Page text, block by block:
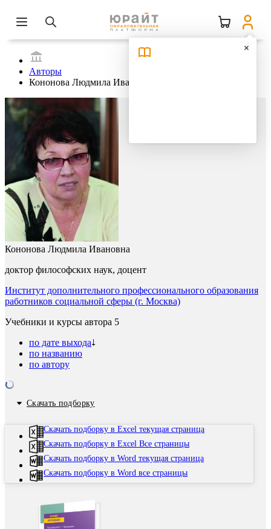
Авторы
Кононова Людмила Ивановна
Кононова Людмила Ивановна
доктор философских наук, доцент
Институт дополнительного профессионального образования
работников социальной сферы (г. Москва)
Учебники и курсы автора 5
по дате выхода
по названию
по автору
Скачать подборку
Скачать подборку в Excel текущая страница
Скачать подборку в Excel Все страницы
Скачать подборку в Word текущая страница
Скачать подборку в Word все страницы